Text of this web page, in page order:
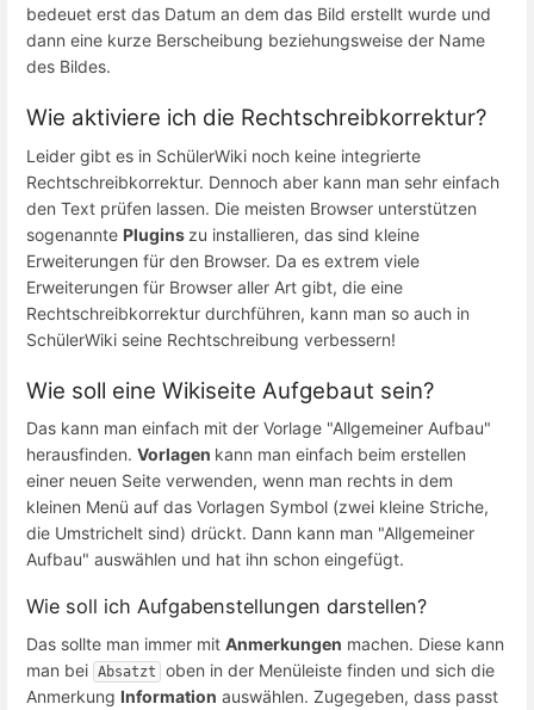
bedeuet erst das Datum an dem das Bild erstellt wurde und
dann eine kurze Berscheibung beziehungsweise der Name
des Bildes.
Wie aktiviere ich die Rechtschreibkorrektur?
Leider gibt es in SchülerWiki noch keine integrierte
Rechtschreibkorrektur. Dennoch aber kann man sehr einfach
den Text prüfen lassen. Die meisten Browser unterstützen
sogenannte Plugins zu installieren, das sind kleine
Erweiterungen für den Browser. Da es extrem viele
Erweiterungen für Browser aller Art gibt, die eine
Rechtschreibkorrektur durchführen, kann man so auch in
SchülerWiki seine Rechtschreibung verbessern!
Wie soll eine Wikiseite Aufgebaut sein?
Das kann man einfach mit der Vorlage "Allgemeiner Aufbau"
herausfinden. Vorlagen kann man einfach beim erstellen
einer neuen Seite verwenden, wenn man rechts in dem
kleinen Menü auf das Vorlagen Symbol (zwei kleine Striche,
die Umstrichelt sind) drückt. Dann kann man "Allgemeiner
Aufbau" auswählen und hat ihn schon eingefügt.
Wie soll ich Aufgabenstellungen darstellen?
Das sollte man immer mit Anmerkungen machen. Diese kann
man bei Absatzt
oben in der Menüleiste finden und sich die
Anmerkung Information auswählen. Zugegeben, dass passt